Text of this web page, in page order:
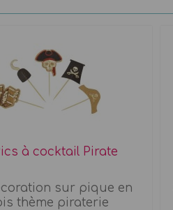
à cocktail Pirate
sur pique en
thème piraterie